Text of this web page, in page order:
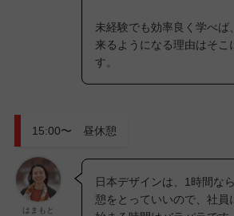
未経験でも効率良く学べば
来るようになる理由はそこ
す。
15:00〜 昼休憩
はまもと
日本デザインは、1時間な
憩をとっていいので、社員